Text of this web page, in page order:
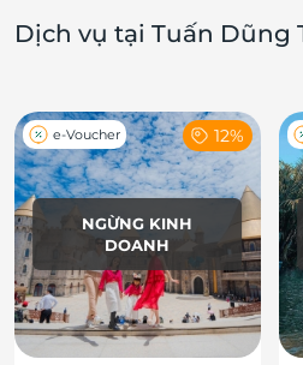
Dịch vụ tại Tuấn Dũng
NGỪNG KINH
DOANH
e-Voucher 12%